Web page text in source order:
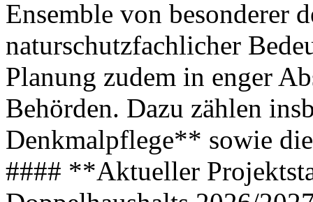
Ensemble von besonderer
naturschutzfachlicher
Planung zudem in enger
Behörden. Dazu zählen
Denkmalpflege** sowie
#### **Aktueller